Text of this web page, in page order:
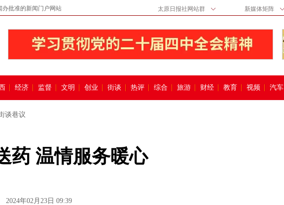
办批准的新闻门户网站 太原日报社网站群 新媒体矩阵
经济 监督 文明 创业 街谈 热评 综合 旅游 财经 教育 视频 汽车
谈巷议
药 温情服务暖心
2024年02月23日 09:39